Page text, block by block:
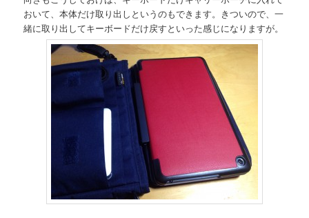
おいて、本体だけ取り出しというのもできます。きついので、一
緒に取り出してキーボードだけ戻すといった感じになりますが。